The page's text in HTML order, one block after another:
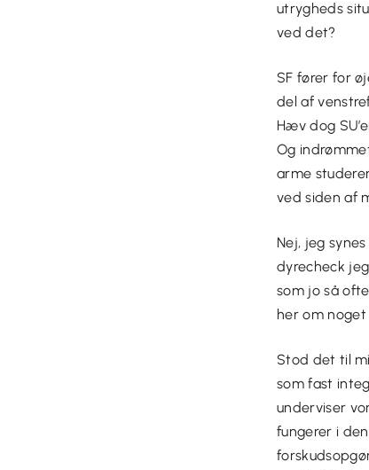
utrygheds
ved det?
SF fører for
del af
Hæv dog
Og
arme
ved siden af
Nej, jeg
dyrecheck
som jo så
her om noget
Stod det til
som fast
underviser
fungerer i